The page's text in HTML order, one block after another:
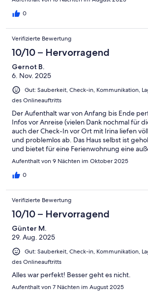
0
Verifizierte Bewertung
10/10 – Hervorragend
Gernot B.
6. Nov. 2025
Gut: Sauberkeit, Check-in, Kommunikation,
des Onlineauftritts
Der Aufenthalt war von Anfang bis Ende
Infos vor Anreise (vielen Dank nochmal für
auch der Check-In vor Ort mit Irina liefen
und problemlos ab. Das Haus selbst ist
und bietet für eine Ferienwohnung eine
hochwertige und umfassende Ausstattung.
weiteres Highlight. Man kann das Casa LoRu
Aufenthalt von 9 Nächten im Oktober 2025
0
Verifizierte Bewertung
10/10 – Hervorragend
Günter M.
29. Aug. 2025
Gut: Sauberkeit, Check-in, Kommunikation,
des Onlineauftritts
Alles war perfekt! Besser geht es nicht.
Aufenthalt von 7 Nächten im August 2025